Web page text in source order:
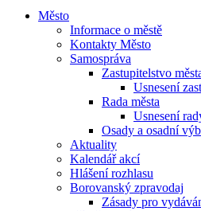
Město
Informace o městě
Kontakty Město
Samospráva
Zastupitelstvo
Usnesení
Rada města
Usnesení
Osady a osadní
Aktuality
Kalendář akcí
Hlášení rozhlasu
Borovanský zpravodaj
Zásady pro